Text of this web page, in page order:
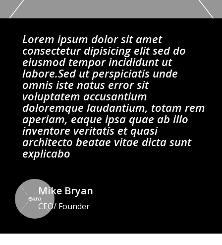
Lorem ipsum dolor sit amet
consectetur dipisicing elit sed do
eiusmod tempor incididunt ut
labore.Sed ut perspiciatis unde
omnis iste natus error sit
voluptatem accusantium
doloremque laudantium, totam rem
aperiam, eaque ipsa quae ab illo
inventore veritatis et quasi
architecto beatae vitae dicta sunt
explicabo
Mike Bryan
CEO/ Founder